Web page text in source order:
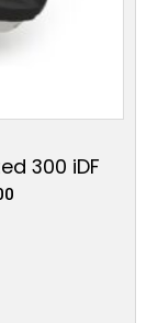
300 iDF